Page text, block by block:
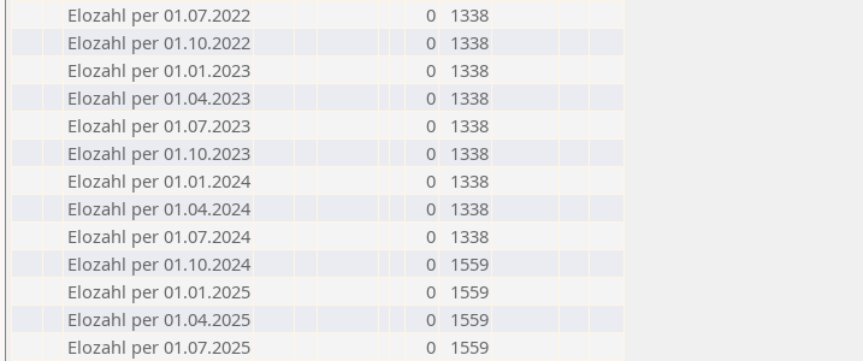
Elozahl per 01.07.2022
0
1338
Elozahl per 01.10.2022
0
1338
Elozahl per 01.01.2023
0
1338
Elozahl per 01.04.2023
0
1338
Elozahl per 01.07.2023
0
1338
Elozahl per 01.10.2023
0
1338
Elozahl per 01.01.2024
0
1338
Elozahl per 01.04.2024
0
1338
Elozahl per 01.07.2024
0
1338
Elozahl per 01.10.2024
0
1559
Elozahl per 01.01.2025
0
1559
Elozahl per 01.04.2025
0
1559
Elozahl per 01.07.2025
0 1559